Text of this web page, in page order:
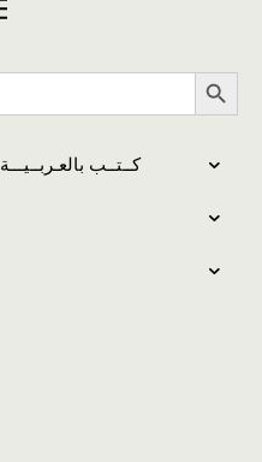
Search
Bücher in arabischer Sprache / كــتــب بالعـربــیـــة